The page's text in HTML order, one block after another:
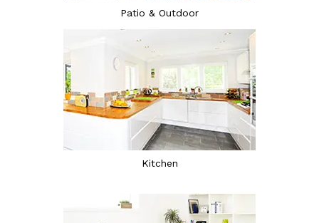
Patio & Outdoor
Kitchen